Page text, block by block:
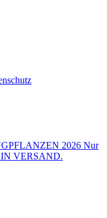
2026 Nur
VERSAND.